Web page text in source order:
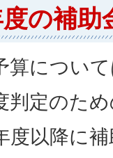
の補助
算につい
判定のた
度以降に